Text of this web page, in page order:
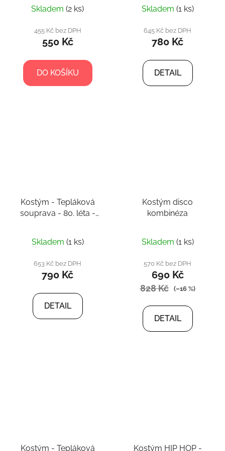
Skladem (2 ks)
455 Kč bez DPH
550 Kč
DO KOŠÍKU
Skladem (1 ks)
645 Kč bez DPH
780 Kč
DETAIL
Kostým - Tepláková
souprava - 80. léta -
Skladem (1 ks)
653 Kč bez DPH
790 Kč
DETAIL
Kostým disco
kombinéza
Skladem (1 ks)
570 Kč bez DPH
690 Kč
828 Kč (–16 %)
DETAIL
Kostým - Tepláková Kostým HIP HOP -